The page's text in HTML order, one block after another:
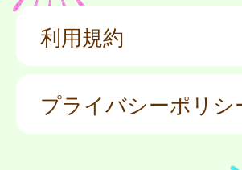
利用規約
プライバシーポリシ